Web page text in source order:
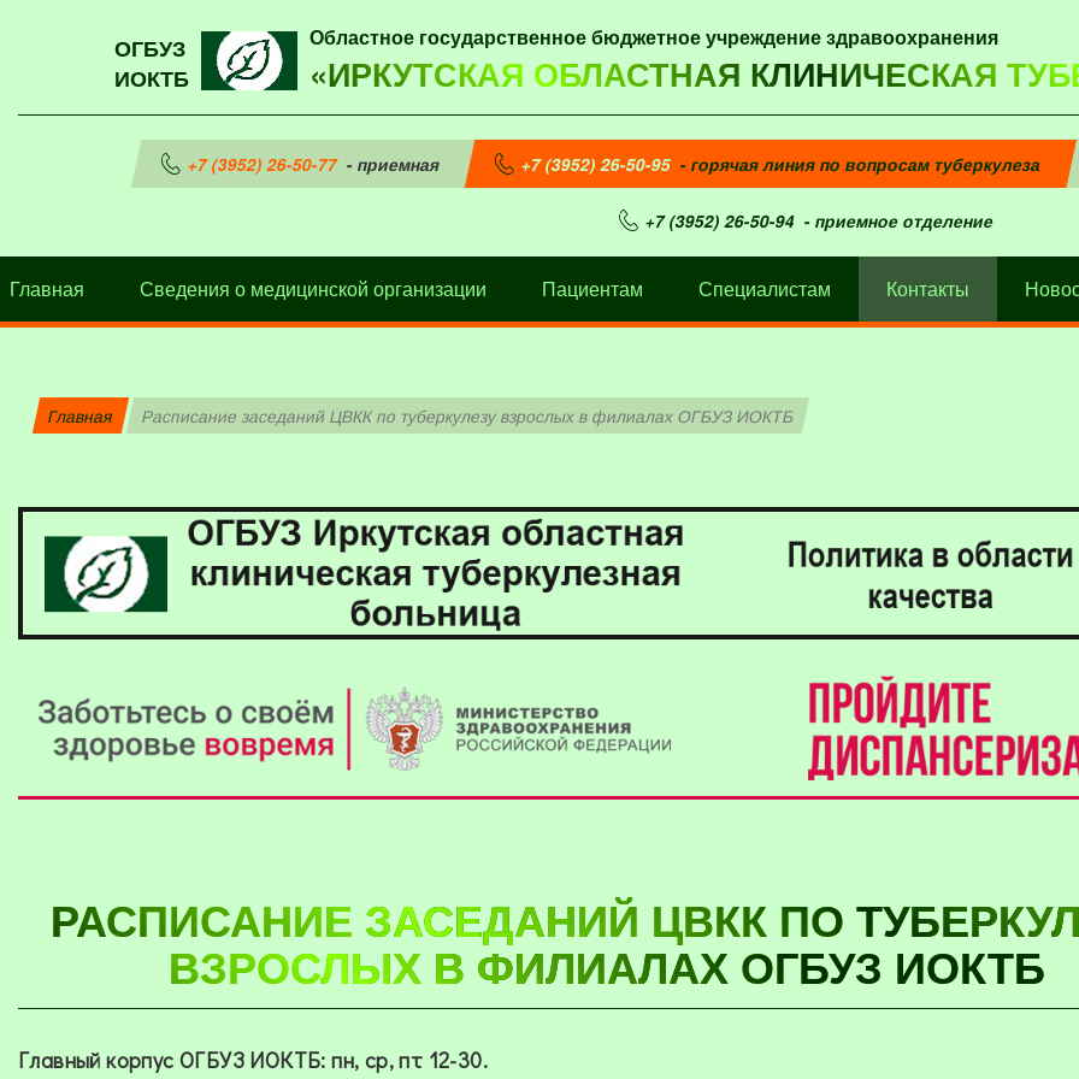
ОГБУЗ
ИОКТБ
Областное государственное бюджетное учреждение здравоохранения
«ИРКУТСКАЯ ОБЛАСТНАЯ КЛИНИЧЕСКАЯ
+7 (3952) 26-50-77- приемная +7 (3952) 26-50-95- горячая линия по вопросам туберкулеза
+7 (3952) 26-50-94- приемное отделение
Главная Сведения о медицинской организации Пациентам Специалистам Контакты
Главная Расписание заседаний ЦВКК по туберкулезу взрослых в филиалах ОГБУЗ ИОКТБ
РАСПИСАНИЕ ЗАСЕДАНИЙ ЦВКК ПО
ВЗРОСЛЫХ В ФИЛИАЛАХ ОГБУЗ ИОКТБ
Главный корпус ОГБУЗ ИОКТБ: пн, ср, пт 12-30.